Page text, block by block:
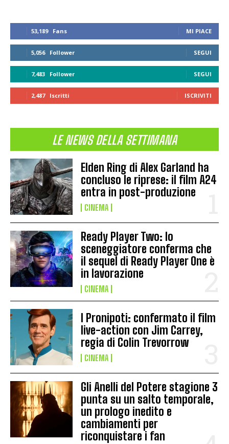
53,189 Fans MI PIACE
5,056 Follower SEGUI
7,483 Follower SEGUI
2,487 Iscritti ISCRIVITI
LE NEWS DELLA SETTIMANA
Elden Ring di Alex Garland ha
concluso le riprese: il film A24
entra in post-produzione
CINEMA
Ready Player Two: lo
sceneggiatore conferma che
il sequel di Ready Player One è
in lavorazione
CINEMA
I Pronipoti: confermato il film
live-action con Jim Carrey,
regia di Colin Trevorrow
CINEMA
Gli Anelli del Potere stagione 3
punta su un salto temporale,
un prologo inedito e
cambiamenti per
riconquistare i fan